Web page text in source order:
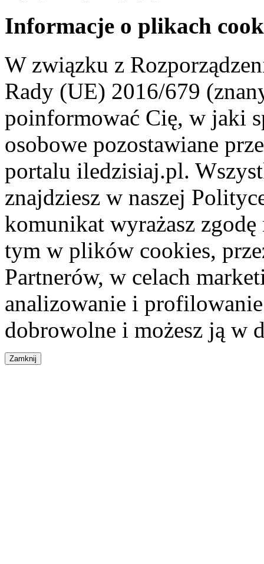
Informacje o plikach
W związku z
Rady (UE) 2016/679
poinformować Cię, w jaki
osobowe pozostawiane
portalu iledzisiaj.pl.
znajdziesz w naszej
komunikat wyrażasz
tym w plików cookies,
Partnerów, w celach
analizowanie i
dobrowolne i możesz ją w